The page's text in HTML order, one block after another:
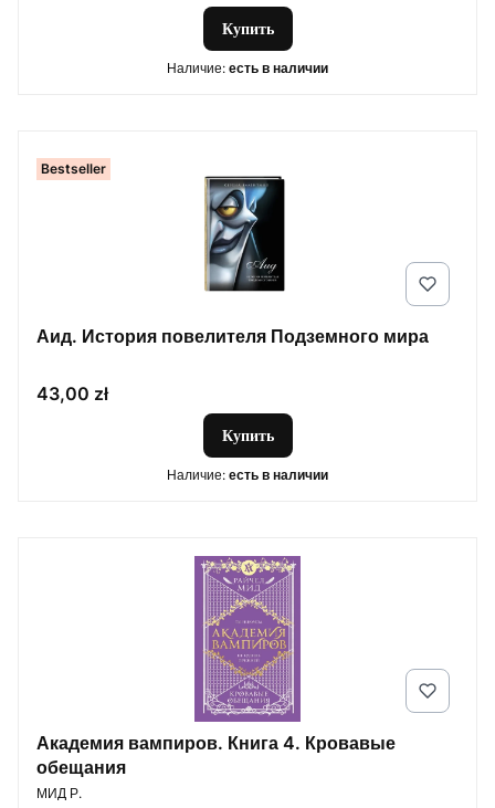
Купить
Наличие: есть в наличии
Bestseller
Аид. История повелителя Подземного мира
Цена
43,00 zł
Купить
Наличие: есть в наличии
Академия вампиров. Книга 4. Кровавые
обещания
ПРОИЗВОДИТЕЛЬ
МИД Р.